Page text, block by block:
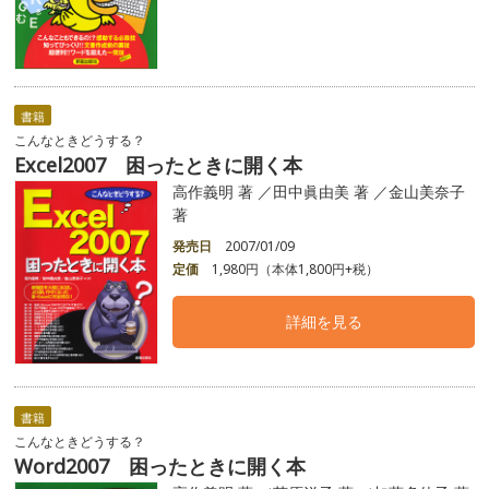
書籍
こんなときどうする？
Excel2007 困ったときに開く本
高作義明 著 ／田中眞由美 著 ／金山美奈子
著
発売日
2007/01/09
定価
1,980円（本体1,800円+税）
詳細を見る
書籍
こんなときどうする？
Word2007 困ったときに開く本